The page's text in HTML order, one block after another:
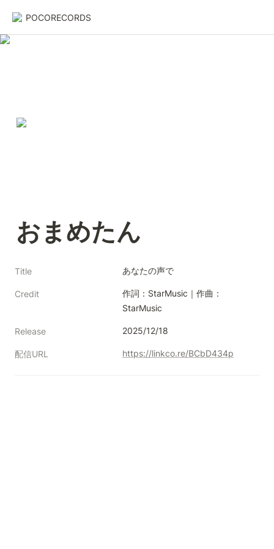
POCORECORDS
おまめたん
Title あなたの声で
Credit
作詞：StarMusic｜作曲：
StarMusic
Release 2025/12/18
配信URL https://linkco.re/BCbD434p